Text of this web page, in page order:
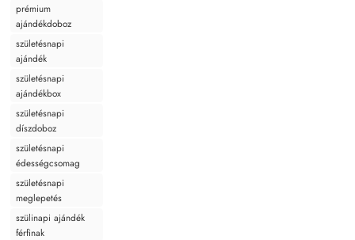
prémium
ajándékdoboz
születésnapi
ajándék
születésnapi
ajándékbox
születésnapi
díszdoboz
születésnapi
édességcsomag
születésnapi
meglepetés
szülinapi ajándék
férfinak